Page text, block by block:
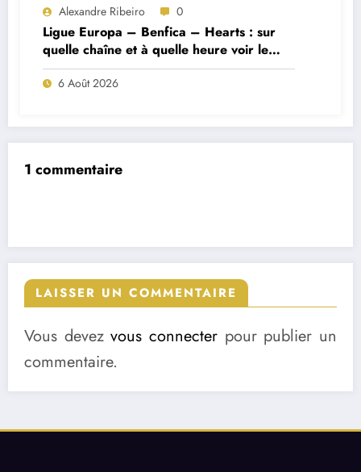
Alexandre Ribeiro 0
Ligue Europa – Benfica – Hearts : sur
quelle chaîne et à quelle heure voir le
match ?
6 Août 2026
1 commentaire
LAISSER UN COMMENTAIRE
Vous devezvous connecter pour publier un
commentaire.